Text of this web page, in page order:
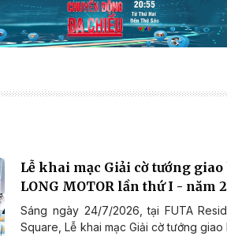
Lễ khai mạc Giải cờ tướng
LONG MOTOR lần thứ I - năm
Sáng ngày 24/7/2026, tại FUTA
Square, Lễ khai mạc Giải cờ tướng giao